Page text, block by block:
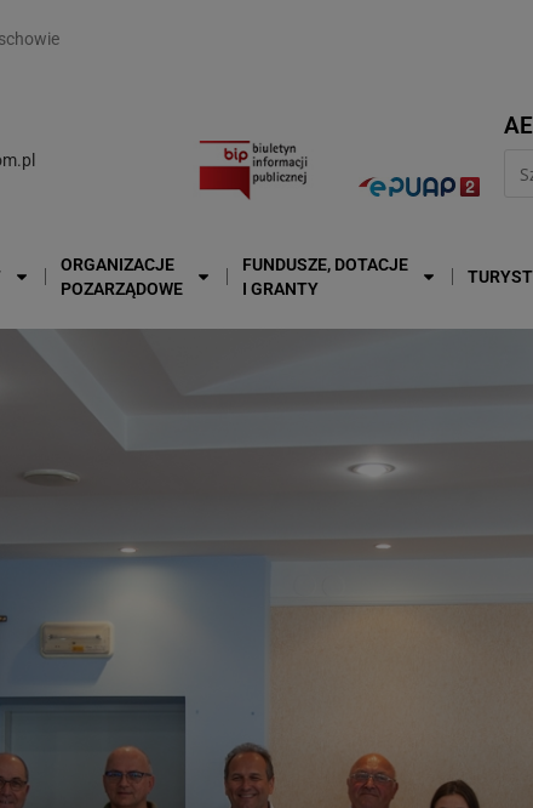
ORGANIZACJE
POZARZĄDOWE
FUNDUSZE, DOTACJE
I GRANTY